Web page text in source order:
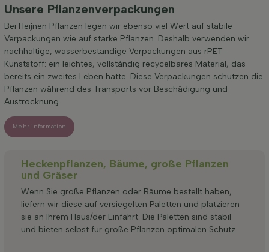
Unsere Pflanzenverpackungen
Bei Heijnen Pflanzen legen wir ebenso viel Wert auf stabile
Verpackungen wie auf starke Pflanzen. Deshalb verwenden wir
nachhaltige, wasserbeständige Verpackungen aus rPET-
Kunststoff: ein leichtes, vollständig recycelbares Material, das
bereits ein zweites Leben hatte. Diese Verpackungen schützen die
Pflanzen während des Transports vor Beschädigung und
Austrocknung.
Mehr information
Heckenpflanzen, Bäume, große Pflanzen
und Gräser
Wenn Sie große Pflanzen oder Bäume bestellt haben,
liefern wir diese auf versiegelten Paletten und platzieren
sie an Ihrem Haus/der Einfahrt. Die Paletten sind stabil
und bieten selbst für große Pflanzen optimalen Schutz.